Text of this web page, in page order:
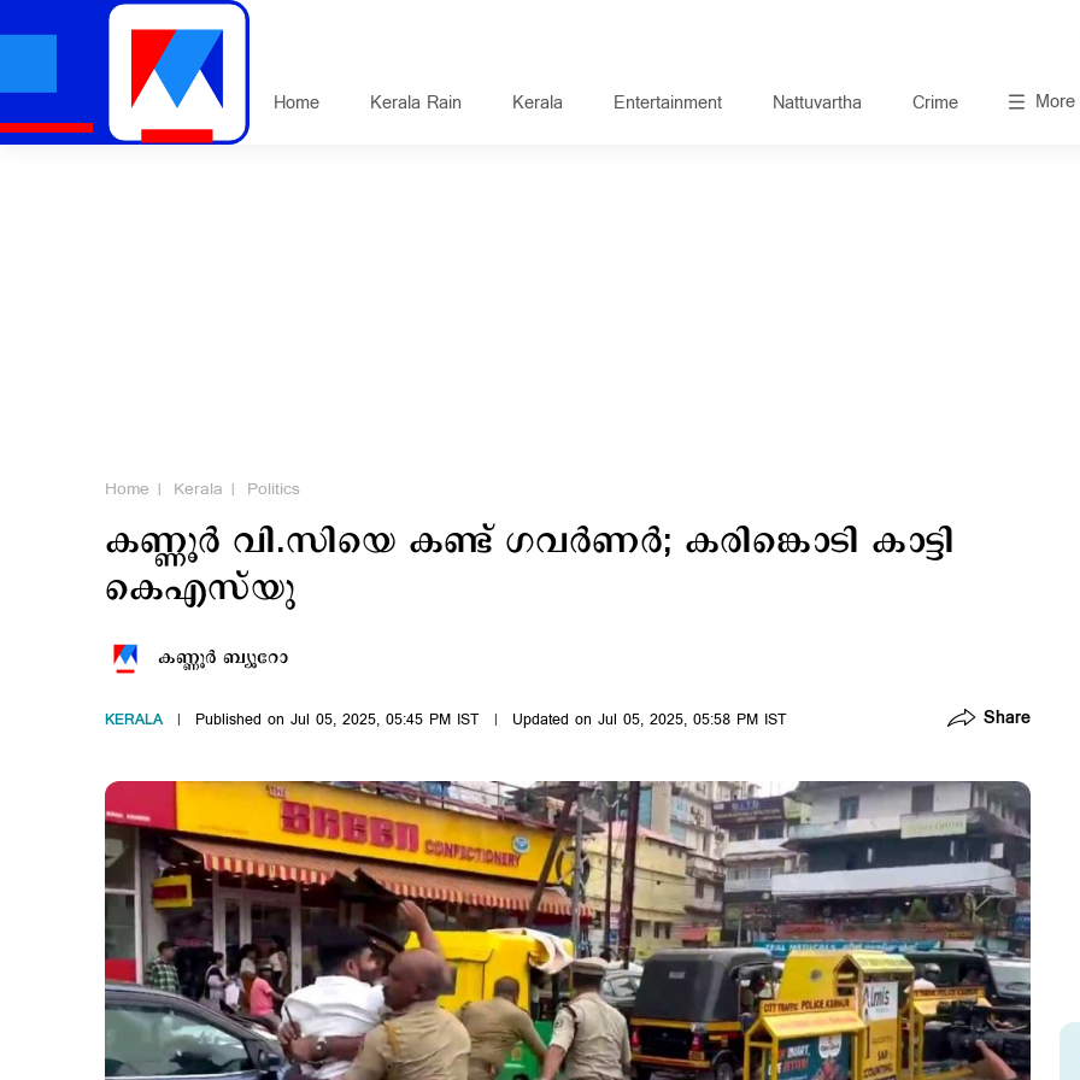
Home Kerala Rain Kerala Entertainment Nattuvartha Crime More
Home Kerala Politics
കണ്ണൂര്‍ വി.സിയെ കണ്ട് ഗവര്‍ണര്‍; കരിങ്കൊടി കാട്ടി
കെഎസ്‍യു
കണ്ണൂര്‍ ബ്യൂറോ
KERALA Published on Jul 05, 2025, 05:45 PM IST Updated on Jul 05, 2025, 05:58 PM IST Share